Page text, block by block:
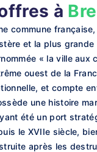
à
commune
et la plus grande
« la ville aux
ouest de la
et compte
une histoire
été un port
le XVIIe siècle,
après les